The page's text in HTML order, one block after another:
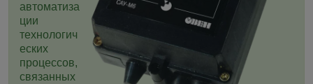
автоматиза
ции
технологич
еских
процессов,
связанных